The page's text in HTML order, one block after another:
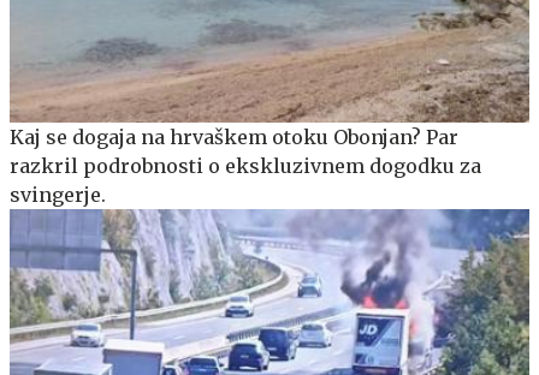
Kaj se dogaja na hrvaškem otoku Obonjan? Par
razkril podrobnosti o ekskluzivnem dogodku za
svingerje.